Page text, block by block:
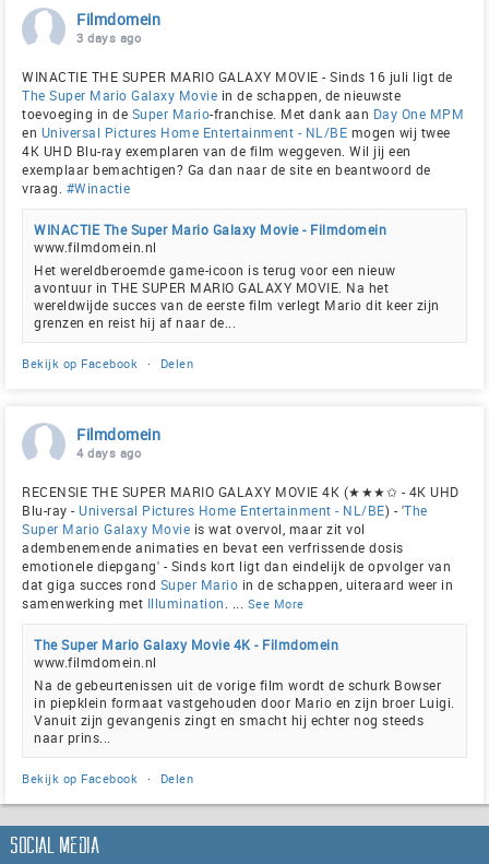
Filmdomein
3 days ago
WINACTIE THE SUPER MARIO GALAXY MOVIE - Sinds 16 juli ligt de
The Super Mario Galaxy Movie in de schappen, de nieuwste
toevoeging in de Super Mario-franchise. Met dank aan Day One MPM
en Universal Pictures Home Entertainment - NL/BE mogen wij twee
4K UHD Blu-ray exemplaren van de film weggeven. Wil jij een
exemplaar bemachtigen? Ga dan naar de site en beantwoord de
vraag. #Winactie
WINACTIE The Super Mario Galaxy Movie - Filmdomein
www.filmdomein.nl
Het wereldberoemde game-icoon is terug voor een nieuw
avontuur in THE SUPER MARIO GALAXY MOVIE. Na het
wereldwijde succes van de eerste film verlegt Mario dit keer zijn
grenzen en reist hij af naar de...
Bekijk op Facebook · Delen
Filmdomein
4 days ago
RECENSIE THE SUPER MARIO GALAXY MOVIE 4K (★★★✩ - 4K UHD
Blu-ray - Universal Pictures Home Entertainment - NL/BE) - 'The
Super Mario Galaxy Movie is wat overvol, maar zit vol
adembenemende animaties en bevat een verfrissende dosis
emotionele diepgang' - Sinds kort ligt dan eindelijk de opvolger van
dat giga succes rond Super Mario in de schappen, uiteraard weer in
samenwerking met Illumination See More
The Super Mario Galaxy Movie 4K - Filmdomein
www.filmdomein.nl
Na de gebeurtenissen uit de vorige film wordt de schurk Bowser
in piepklein formaat vastgehouden door Mario en zijn broer Luigi.
Vanuit zijn gevangenis zingt en smacht hij echter nog steeds
naar prins...
Bekijk op Facebook · Delen
Social Media